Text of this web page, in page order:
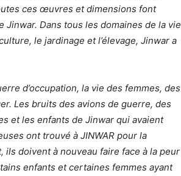
ces œuvres et dimensions font
Dans tous les domaines de la vie
le jardinage et l’élevage, Jinwar a
d’occupation, la vie des femmes, des
Les bruits des avions de guerre, des
et les enfants de Jinwar qui avaient
ont trouvé à JINWAR pour la
doivent à nouveau faire face à la peur
enfants et certaines femmes ayant